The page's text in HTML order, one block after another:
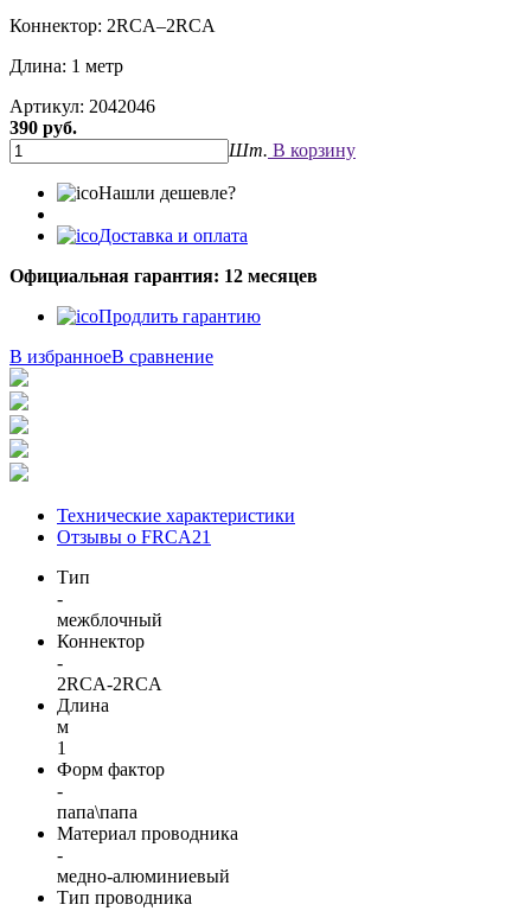
Коннектор: 2RCA–2RCA
Длина: 1 метр
Артикул: 2042046
390 руб.
Шт. В корзину
Нашли дешевле?
Доставка и оплата
Официальная гарантия: 12 месяцев
Продлить гарантию
В избранноеВ сравнение
Технические характеристики
Отзывы о FRCA21
Тип
-
межблочный
Коннектор
-
2RCA-2RCA
Длина
м
1
Форм фактор
-
папа\папа
Материал проводника
-
медно-алюминиевый
Тип проводника